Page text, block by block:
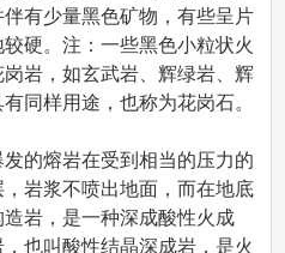
有少量黑色矿物，有些呈片
硬。注：一些黑色小粒状火
岩，如玄武岩、辉绿岩、辉
同样用途，也称为花岗石。
的熔岩在受到相当的压力的
岩浆不喷出地面，而在地底
岩，是一种深成酸性火成
也叫酸性结晶深成岩，是火